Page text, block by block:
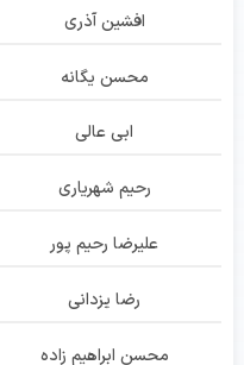
افشین آذری
محسن یگانه
ابی عالی
رحیم شهریاری
علیرضا رحیم پور
رضا یزدانی
محسن ابراهیم زاده